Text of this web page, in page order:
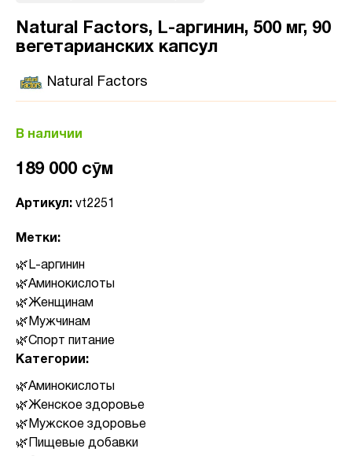
Natural Factors, L-аргинин, 500 мг, 90
вегетарианских капсул
Natural Factors
В наличии
189 000 сӯм
Артикул: vt2251
Метки:
L-аргинин
Аминокислоты
Женщинам
Мужчинам
Спорт питание
Категории:
Аминокислоты
Женское здоровье
Мужское здоровье
Пищевые добавки